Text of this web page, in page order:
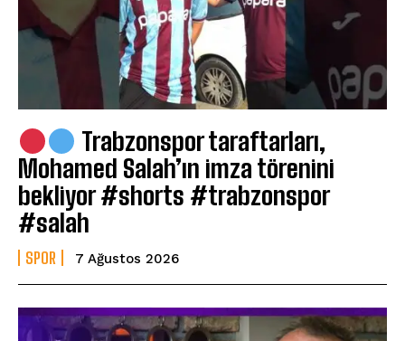
Trabzonspor taraftarları,
Mohamed Salah’ın imza törenini
bekliyor #shorts #trabzonspor
#salah
SPOR 7 Ağustos 2026